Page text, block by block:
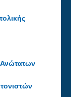
Ανώτατων